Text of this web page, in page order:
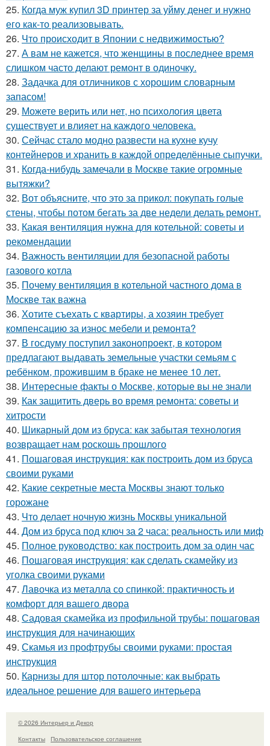
25. Когда муж купил 3D принтер за уйму денег и нужно
его как-то реализовывать.
26. Что происходит в Японии с недвижимостью?
27. А вам не кажется, что женщины в последнее время
слишком часто делают ремонт в одиночку.
28. Задачка для отличников с хорошим словарным
запасом!
29. Можете верить или нет, но психология цвета
существует и влияет на каждого человека.
30. Сейчас стало модно развести на кухне кучу
контейнеров и хранить в каждой определённые сыпучки.
31. Когда-нибудь замечали в Москве такие огромные
вытяжки?
32. Вот объясните, что это за прикол: покупать голые
стены, чтобы потом бегать за две недели делать ремонт.
33. Какая вентиляция нужна для котельной: советы и
рекомендации
34. Важность вентиляции для безопасной работы
газового котла
35. Почему вентиляция в котельной частного дома в
Москве так важна
36. Хотите съехать с квартиры, а хозяин требует
компенсацию за износ мебели и ремонта?
37. В госдуму поступил законопроект, в котором
предлагают выдавать земельные участки семьям с
ребёнком, прожившим в браке не менее 10 лет.
38. Интересные факты о Москве, которые вы не знали
39. Как защитить дверь во время ремонта: советы и
хитрости
40. Шикарный дом из бруса: как забытая технология
возвращает нам роскошь прошлого
41. Пошаговая инструкция: как построить дом из бруса
своими руками
42. Какие секретные места Москвы знают только
горожане
43. Что делает ночную жизнь Москвы уникальной
44. Дом из бруса под ключ за 2 часа: реальность или миф
45. Полное руководство: как построить дом за один час
46. Пошаговая инструкция: как сделать скамейку из
уголка своими руками
47. Лавочка из металла со спинкой: практичность и
комфорт для вашего двора
48. Садовая скамейка из профильной трубы: пошаговая
инструкция для начинающих
49. Скамья из профтрубы своими руками: простая
инструкция
50. Карнизы для штор потолочные: как выбрать
идеальное решение для вашего интерьера
© 2026 Интерьер и Декор
Контакты
Пользовательское соглашение